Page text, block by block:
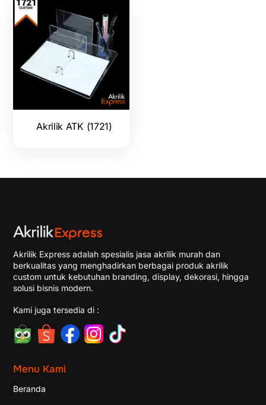
Akrilik ATK (1721)
Akrilik Express adalah spesialis jasa akrilik murah dan
berkualitas yang menghadirkan berbagai produk akrilik
custom untuk kebutuhan branding, display, dekorasi, hingga
solusi bisnis modern.
Kami juga tersedia di :
Menu Kami
Beranda